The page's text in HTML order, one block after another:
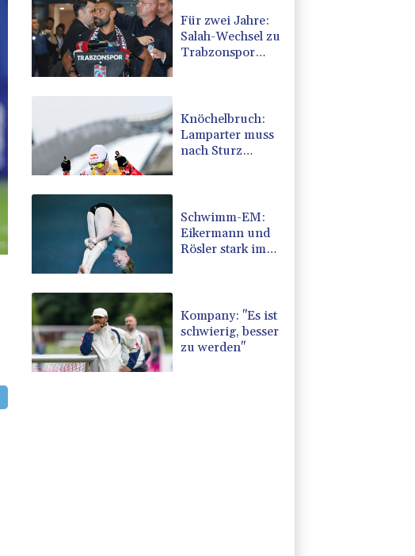
Für zwei Jahre:
Salah-Wechsel zu
Trabzonspor
Knöchelbruch:
Lamparter muss
nach Sturz
Schwimm-EM:
Eikermann und
Rösler stark im
Kompany: "Es ist
schwierig, besser
zu werden"